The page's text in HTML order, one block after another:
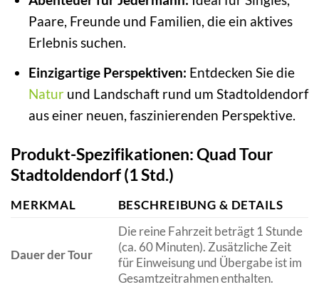
Paare, Freunde und Familien, die ein aktives
Erlebnis suchen.
Einzigartige Perspektiven: Entdecken Sie die
Naturund Landschaft rund um Stadtoldendorf
aus einer neuen, faszinierenden Perspektive.
Produkt-Spezifikationen: Quad Tour
Stadtoldendorf (1 Std.)
MERKMAL BESCHREIBUNG & DETAILS
Dauer der Tour
Die reine Fahrzeit beträgt 1 Stunde
(ca. 60 Minuten). Zusätzliche Zeit
für Einweisung und Übergabe ist im
Gesamtzeitrahmen enthalten.